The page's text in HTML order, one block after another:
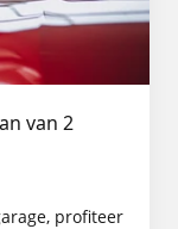
van 2
profiteer